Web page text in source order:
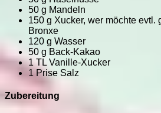
50 g Mandeln
150 g Xucker, wer möchte evtl.
Bronxe
120 g Wasser
50 g Back-Kakao
1 TL Vanille-Xucker
1 Prise Salz
Zubereitung